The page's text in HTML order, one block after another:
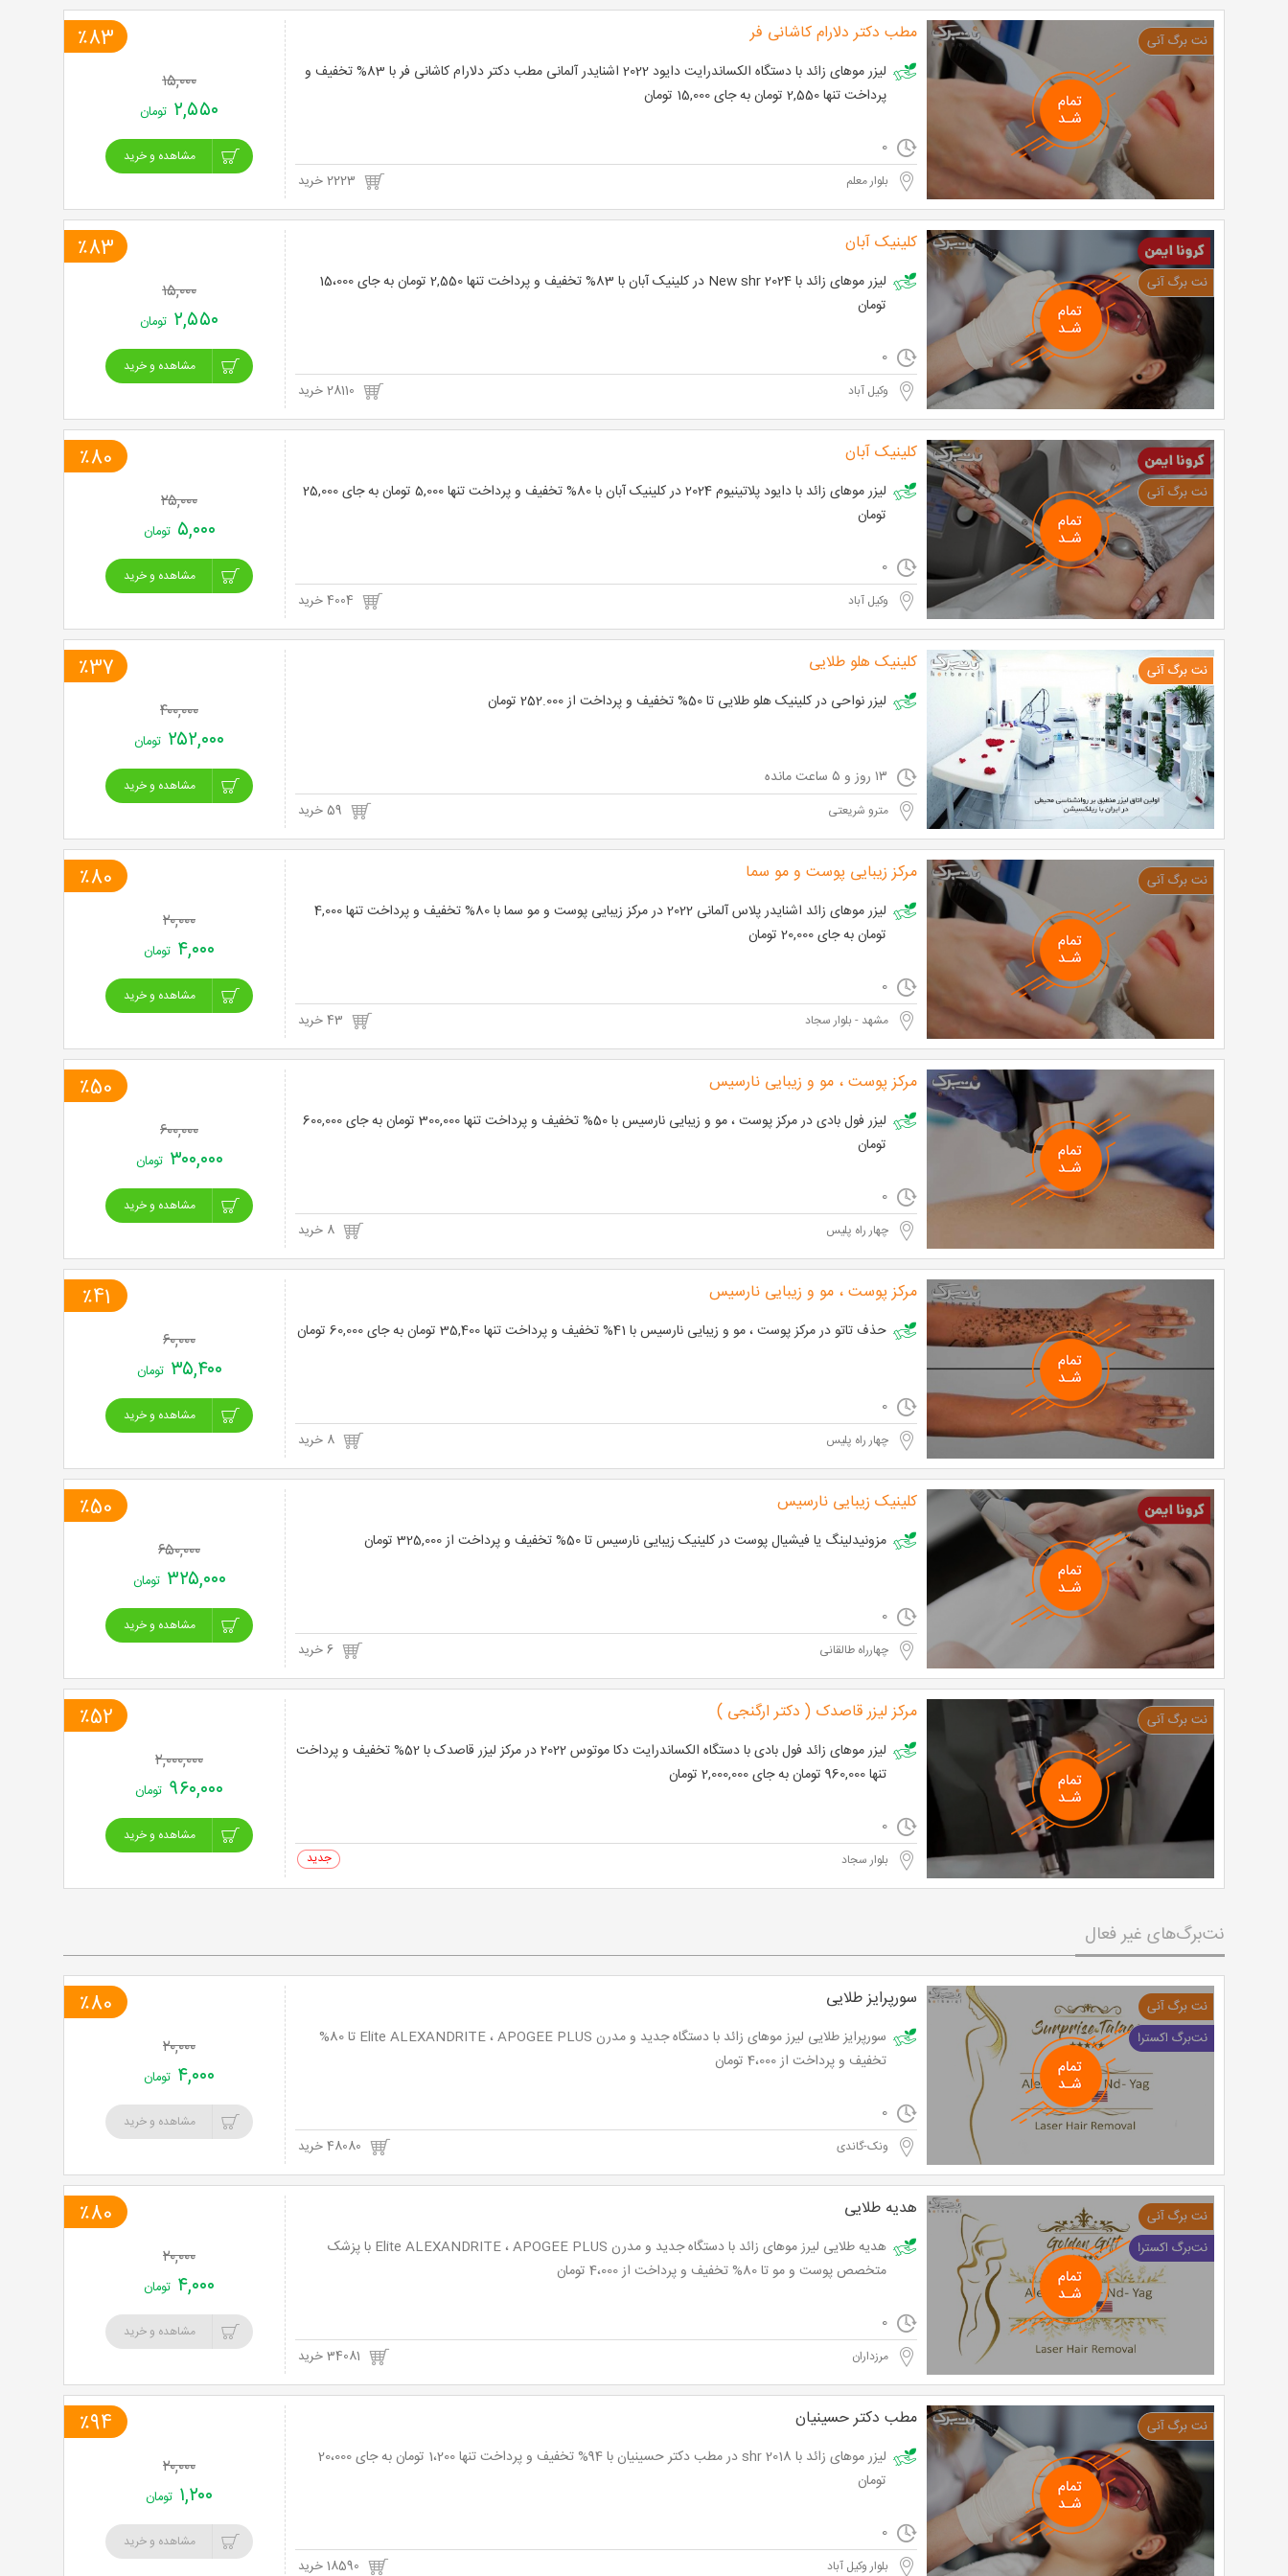
مطب دکتر دلارام کاشانی فر
لیزر موهای زائد با دستگاه الکساندرایت دایود 2022 اشنایدر آلمانی مطب دکتر دلارام کاشانی فر با 83% تخفیف و
پرداخت تنها 2,550 تومان به جای 15,000 تومان
0
بلوار معلم
٪83
۱۵,۰۰۰
۲,۵۵۰ تومان
مشاهده و خرید
کلینیک آبان
لیزر موهای زائد با New shr 2024 در کلینیک آبان با 83% تخفیف و پرداخت تنها 2,550 تومان به جای 15،000
تومان
0
وکیل آباد
٪83
۱۵,۰۰۰
۲,۵۵۰ تومان
مشاهده و خرید
کلینیک آبان
لیزر موهای زائد با دایود پلاتینیوم 2024 در کلینیک آبان با 80% تخفیف و پرداخت تنها 5,000 تومان به جای 25,000
تومان
0
وکیل آباد
٪80
۲۵,۰۰۰
۵,۰۰۰ تومان
مشاهده و خرید
کلینیک هلو طلایی
لیزر نواحی در کلینیک هلو طلایی تا 50% تخفیف و پرداخت از 252.000 تومان
۱۳ روز و ۵ ساعت مانده
مترو شریعتی
٪37
۴۰۰,۰۰۰
۲۵۲,۰۰۰ تومان
مشاهده و خرید
مرکز زیبایی پوست و مو سما
لیزر موهای زائد اشنایدر پلاس آلمانی 2022 در مرکز زیبایی پوست و مو سما با 80% تخفیف و پرداخت تنها 4,000
تومان به جای 20,000 تومان
0
مشهد - بلوار سجاد
٪80
۲۰,۰۰۰
۴,۰۰۰ تومان
مشاهده و خرید
مرکز پوست ، مو و زیبایی نارسیس
لیزر فول بادی در مرکز پوست ، مو و زیبایی نارسیس با 50% تخفیف و پرداخت تنها 300,000 تومان به جای 600,000
تومان
0
چهار راه پلیس 8 خرید
٪50
۶۰۰,۰۰۰
۳۰۰,۰۰۰ تومان
مشاهده و خرید
مرکز پوست ، مو و زیبایی نارسیس
حذف تاتو در مرکز پوست ، مو و زیبایی نارسیس با 41% تخفیف و پرداخت تنها 35,400 تومان به جای 60,000 تومان
0
چهار راه پلیس 8 خرید
٪41
۶۰,۰۰۰
۳۵,۴۰۰ تومان
مشاهده و خرید
کلینیک زیبایی نارسیس
مزونیدلینگ یا فیشیال پوست در کلینیک زیبایی نارسیس تا 50% تخفیف و پرداخت از 325,000 تومان
0
چهارراه طالقانی 6 خرید
٪50
۶۵۰,۰۰۰
۳۲۵,۰۰۰ تومان
مشاهده و خرید
مرکز لیزر قاصدک ( دکتر ارگنجی )
لیزر موهای زائد فول بادی با دستگاه الکساندرایت دکا موتوس 2022 در مرکز لیزر قاصدک با 52% تخفیف و پرداخت
تنها 960,000 تومان به جای 2,000,000 تومان
0
بلوار سجاد 0 خرید
٪52
۲,۰۰۰,۰۰۰
۹۶۰,۰۰۰ تومان
مشاهده و خرید
نت‌برگ‌های غیر فعال
سورپرایز طلایی
سورپرایز طلایی لیرز موهای زائد با دستگاه جدید و مدرن Elite ALEXANDRITE ، APOGEE PLUS تا 80%
تخفیف و پرداخت از 4،000 تومان
0
ونک-گاندی
٪80
۲۰,۰۰۰
۴,۰۰۰ تومان
مشاهده و خرید
هدیه طلایی
هدیه طلایی لیرز موهای زائد با دستگاه جدید و مدرن Elite ALEXANDRITE ، APOGEE PLUS با پزشک
متخصص پوست و مو تا 80% تخفیف و پرداخت از 4،000 تومان
0
مرزداران
٪80
۲۰,۰۰۰
۴,۰۰۰ تومان
مشاهده و خرید
مطب دکتر حسینیان
لیزر موهای زائد با shr 2018 در مطب دکتر حسینیان با 94% تخفیف و پرداخت تنها 1،200 تومان به جای 20،000
تومان
0
بلوار وکیل آباد
٪94
۲۰,۰۰۰
۱,۲۰۰ تومان
مشاهده و خرید